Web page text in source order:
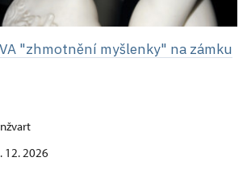
"zhmotnění myšlenky" na zámku
12. 2026